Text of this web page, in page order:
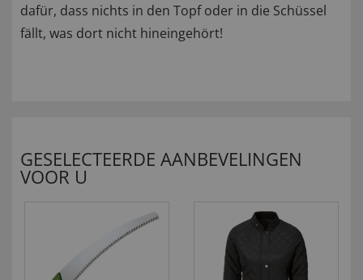
dafür, dass nichts in den Topf oder in die Schüssel
fällt, was dort nicht hineingehört!
GESELECTEERDE AANBEVELINGEN
VOOR U